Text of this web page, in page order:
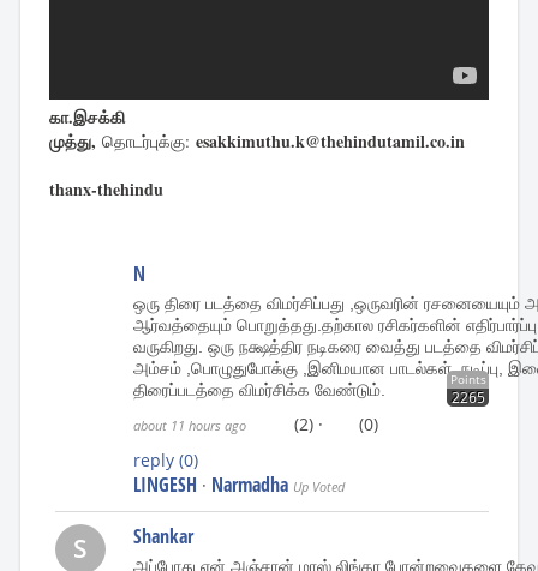
கா.இசக்கி
முத்து, தொடர்புக்கு: esakkimuthu.k@thehindutamil.co.in
thanx-thehindu
N
ஒரு திரை படத்தை விமர்சிப்பது ,ஒருவரின் ரசனையையும்
ஆர்வத்தையும் பொறுத்தது.தற்கால ரசிகர்களின் எதிர்பார்ப்பு
வருகிறது. ஒரு நக்ஷத்திர நடிகரை வைத்து படத்தை
அம்சம் ,பொழுதுபோக்கு ,இனிமயான பாடல்கள், நடிப்பு,
திரைப்படத்தை விமர்சிக்க வேண்டும்.
Points
2265
about 11 hours ago (2) ·
(0)
reply (0)
LINGESH · Narmadha Up Voted
S Shankar
அப்போது ஏன் அஞ்சான் மாஸ் லிங்கா போன்றவைகளை